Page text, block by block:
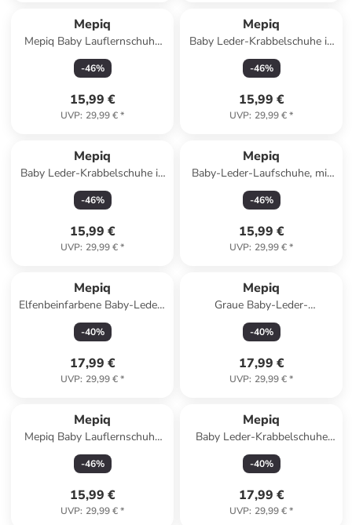
Mepiq
Mepiq Baby Lauflernschuhe
aus 100 % Leder mit
rutschfester Sohle
-46%
15,99 €
UVP: 29,99 €*
Mepiq
Baby Leder-Krabbelschuhe in
Grau
-46%
15,99 €
UVP: 29,99 €*
Mepiq
Baby Leder-Krabbelschuhe in
Braun
-46%
15,99 €
UVP: 29,99 €*
Mepiq
Baby-Leder-Laufschuhe, mit
rutschfester, harter Sohle -
Gelb
-46%
15,99 €
UVP: 29,99 €*
Mepiq
Elfenbeinfarbene Baby-Leder-
Laufschuhe, mit rutschfester
Sohle - Lastwagenmotiv
-40%
17,99 €
UVP: 29,99 €*
Mepiq
Graue Baby-Leder-
Laufschuhe, komfortabel mit
rutschfester Sohle -
-40%
17,99 €
UVP: 29,99 €*
Mepiq
Mepiq Baby Lauflernschuhe
aus 100 % Leder mit
rutschfester Sohle
-46%
15,99 €
UVP: 29,99 €*
Mepiq
Baby Leder-Krabbelschuhe
"Birdie" in Schwarz
-40%
17,99 €
UVP: 29,99 €*